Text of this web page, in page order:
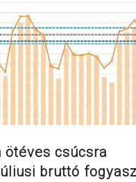
ötéves csúcsra
bruttó